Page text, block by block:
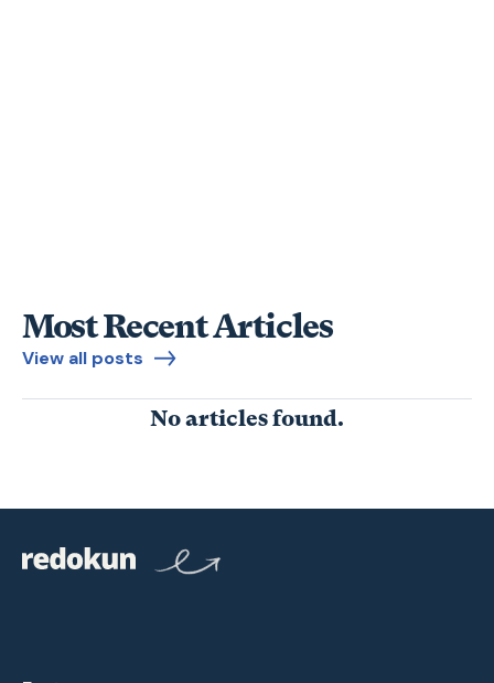
Most Recent Articles
View all posts
No articles found.